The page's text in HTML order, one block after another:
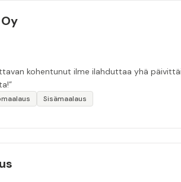
kohentunut ilme ilahduttaa yhä
Sisämaalaus